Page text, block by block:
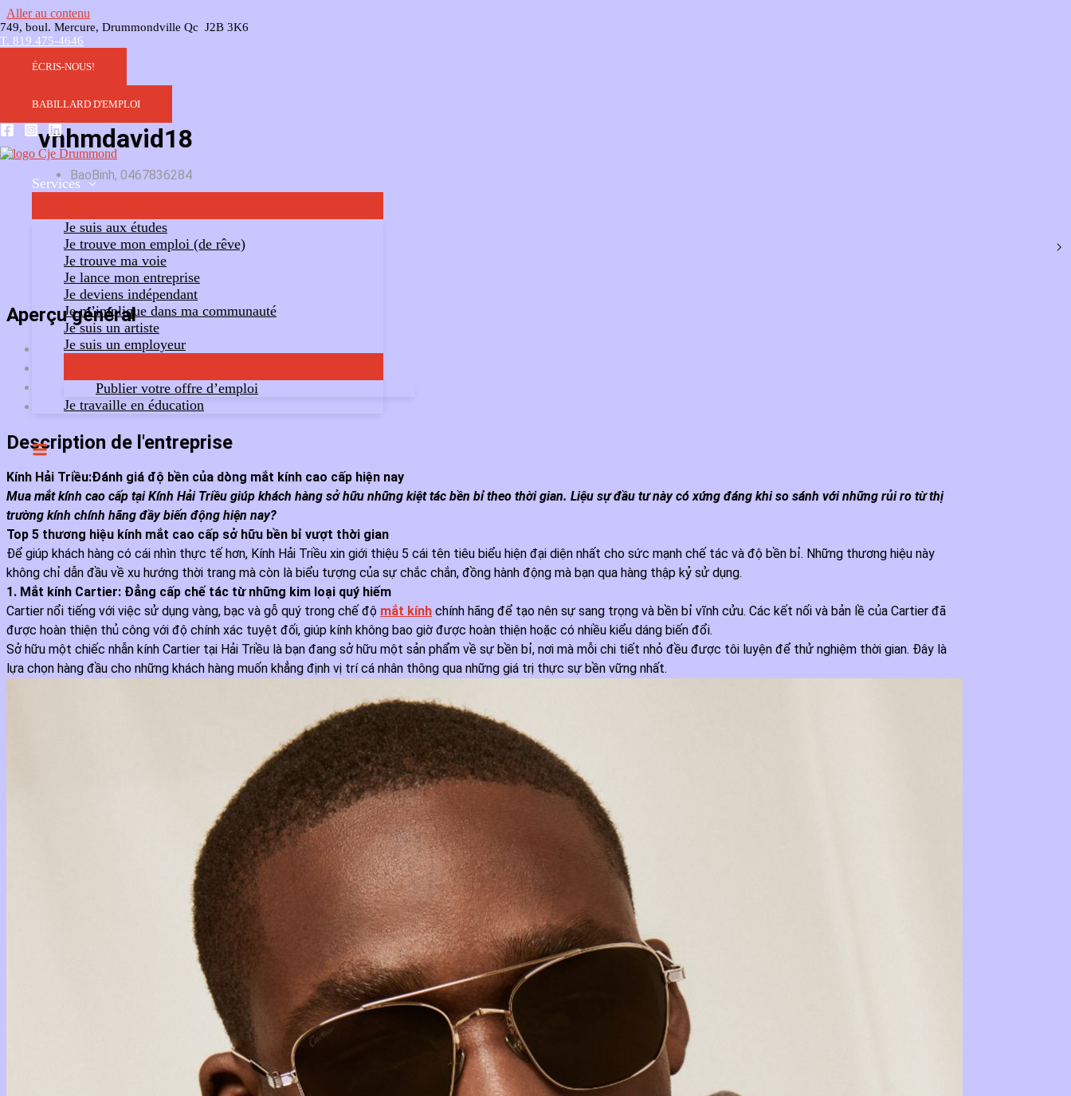
Aller au contenu
749, boul. Mercure, Drummondville Qc J2B 3K6
T. 819 475-4646
ÉCRIS-NOUS!
BABILLARD D'EMPLOI
Services
Je suis aux études
Je trouve mon emploi (de rêve)
Je trouve ma voie
Je lance mon entreprise
Je deviens indépendant
Je m’implique dans ma communauté
Je suis un artiste
Je suis un employeur
Publier votre offre d’emploi
Je travaille en éducation
vnhmdavid18
BaoBinh, 0467836284
Aperçu général
Description de l'entreprise
Kính Hải Triều:Đánh giá độ bền của dòng mắt kính cao cấp hiện nay
Mua mắt kính cao cấp tại Kính Hải Triều giúp khách hàng sở hữu những kiệt tác bền bỉ theo thời gian. Liệu sự đầu tư này có xứng đáng khi so sánh với những rủi ro từ thị
trường kính chính hãng đầy biến động hiện nay?
Top 5 thương hiệu kính mắt cao cấp sở hữu bền bỉ vượt thời gian
Để giúp khách hàng có cái nhìn thực tế hơn, Kính Hải Triều xin giới thiệu 5 cái tên tiêu biểu hiện đại diện nhất cho sức mạnh chế tác và độ bền bỉ. Những thương hiệu này
không chỉ dẫn đầu về xu hướng thời trang mà còn là biểu tượng của sự chắc chắn, đồng hành động mà bạn qua hàng thập kỷ sử dụng.
1. Mắt kính Cartier: Đẳng cấp chế tác từ những kim loại quý hiếm
Cartier nổi tiếng với việc sử dụng vàng, bạc và gỗ quý trong chế độ mắt kính chính hãng để tạo nên sự sang trọng và bền bỉ vĩnh cửu. Các kết nối và bản lề của Cartier đã
được hoàn thiện thủ công với độ chính xác tuyệt đối, giúp kính không bao giờ được hoàn thiện hoặc có nhiều kiểu dáng biến đổi.
Sở hữu một chiếc nhẫn kính Cartier tại Hải Triều là bạn đang sở hữu một sản phẩm về sự bền bỉ, nơi mà mỗi chi tiết nhỏ đều được tôi luyện để thử nghiệm thời gian. Đây là
lựa chọn hàng đầu cho những khách hàng muốn khẳng định vị trí cá nhân thông qua những giá trị thực sự bền vững nhất.